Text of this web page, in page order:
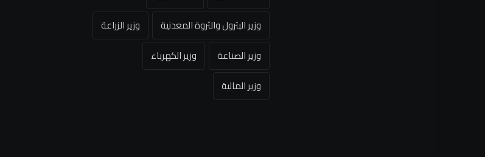
وزير البترول والثروة المعدنية
وزير الزراعة
وزير الصناعة
وزير الكهرباء
وزير المالية